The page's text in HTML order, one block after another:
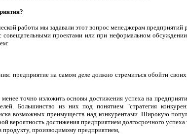
работы мы задавали этот вопрос менеджерам предприятий
совещательными проектами или при неформальном
предприятие на самом деле должно стремиться обойти
точно изложить основы достижения успеха на
Большинство из них под понятием "стратегия
возможных преимуществ над конкурентами. Широкую
вероятность достижения предприятием долгосрочного успеха
производимому предприятием,